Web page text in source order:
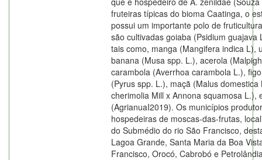
fruteiras típicas do bioma Caatinga, o
possui um importante polo de
são cultivadas goiaba (Psidium
tais como, manga (Mangifera indica L),
banana (Musa spp. L.), acerola
carambola (Averrhoa carambola L.),
(Pyrus spp. L.), maçã (Malus
cherimolia Mill x Annona squamosa L.),
(AgrianuaI2019). Os municípios
hospedeiras de moscas-das-frutas,
do Submédio do rio São Francisco,
Lagoa Grande, Santa Maria da Boa
Francisco, Orocó, Cabrobó e